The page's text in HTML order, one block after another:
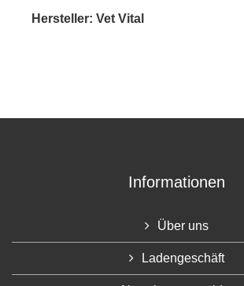
Hersteller: Vet Vital
Informationen
Über uns
Ladengeschäft